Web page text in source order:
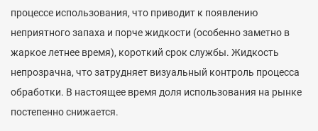
процессе использования, что приводит к появлению
неприятного запаха и порче жидкости (особенно заметно в
жаркое летнее время), короткий срок службы. Жидкость
непрозрачна, что затрудняет визуальный контроль процесса
обработки. В настоящее время доля использования на рынке
постепенно снижается.